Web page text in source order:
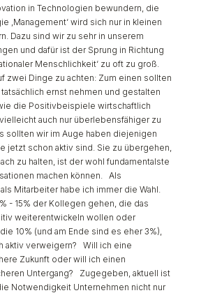
in Technologien bewundern, die
‚Management‘ wird sich nur in kleinen
Dazu sind wir zu sehr in unserem
und dafür ist der Sprung in Richtung
Menschlichkeit‘ zu oft zu groß.
zwei Dinge zu achten: Zum einen sollten
ernst nehmen und gestalten
die Positivbeispiele wirtschaftlich
auch nur überlebensfähiger zu
sollten wir im Auge haben diejenigen
jetzt schon aktiv sind. Sie zu übergehen,
zu halten, ist der wohl fundamentalste
machen können. Als
Mitarbeiter habe ich immer die Wahl.
- 15% der Kollegen gehen, die das
weiterentwickeln wollen oder
10% (und am Ende sind es eher 3%),
aktiv verweigern? Will ich eine
Zukunft oder will ich einen
Untergang? Zugegeben, aktuell ist
Notwendigkeit Unternehmen nicht nur